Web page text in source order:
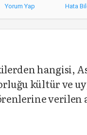
Yorum Yap Hata
hangisi,
kültür ve
verilen